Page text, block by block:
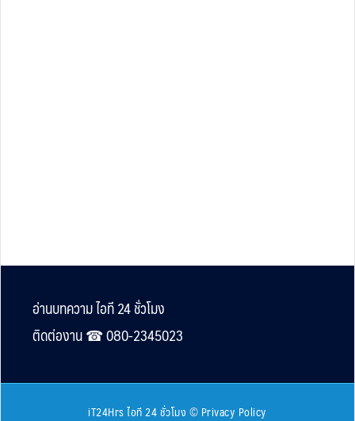
Footer
อ่านบทความ ไอที 24 ชั่วโมง
ติดต่องาน ☎︎ 080-2345023
iT24Hrs ไอที 24 ชั่วโมง © Privacy Policy